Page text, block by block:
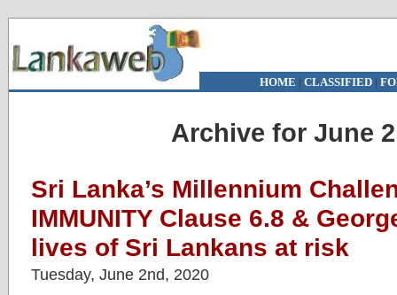
HOME | CLASSIFIED|
Archive for June
Sri Lanka’s Millennium
IMMUNITY Clause 6.8 &
lives of Sri Lankans at risk
Tuesday, June 2nd, 2020